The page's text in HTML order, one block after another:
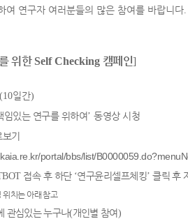
여 연구자 여러분들의 많은 참여를 바랍니다.
위한 Self Checking 캠페인]
일간)
임있는 연구를 위하여’ 동영상 시청
기
portal/bbs/list/
접속 후 하단 ‘연구윤리셀프체킹’클릭 후
위치는 아래 참고
관심있는 누구나(개인별 참여)